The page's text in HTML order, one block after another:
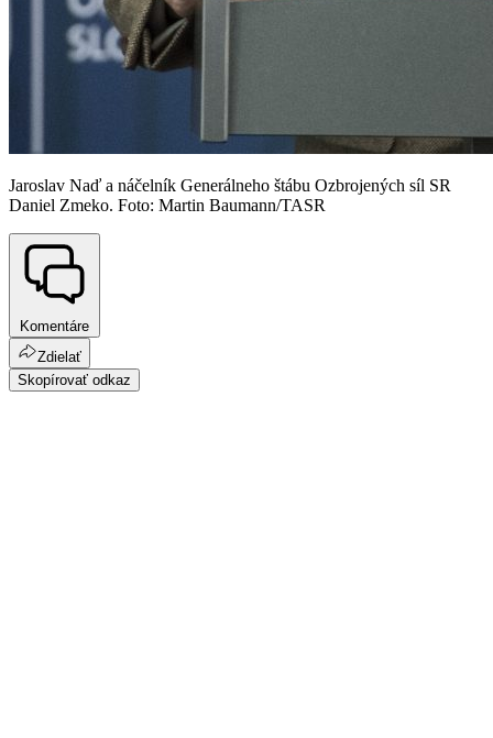
Jaroslav Naď a náčelník Generálneho štábu Ozbrojených síl SR
Daniel Zmeko. Foto: Martin Baumann/TASR
Komentáre
Zdielať
Skopírovať odkaz